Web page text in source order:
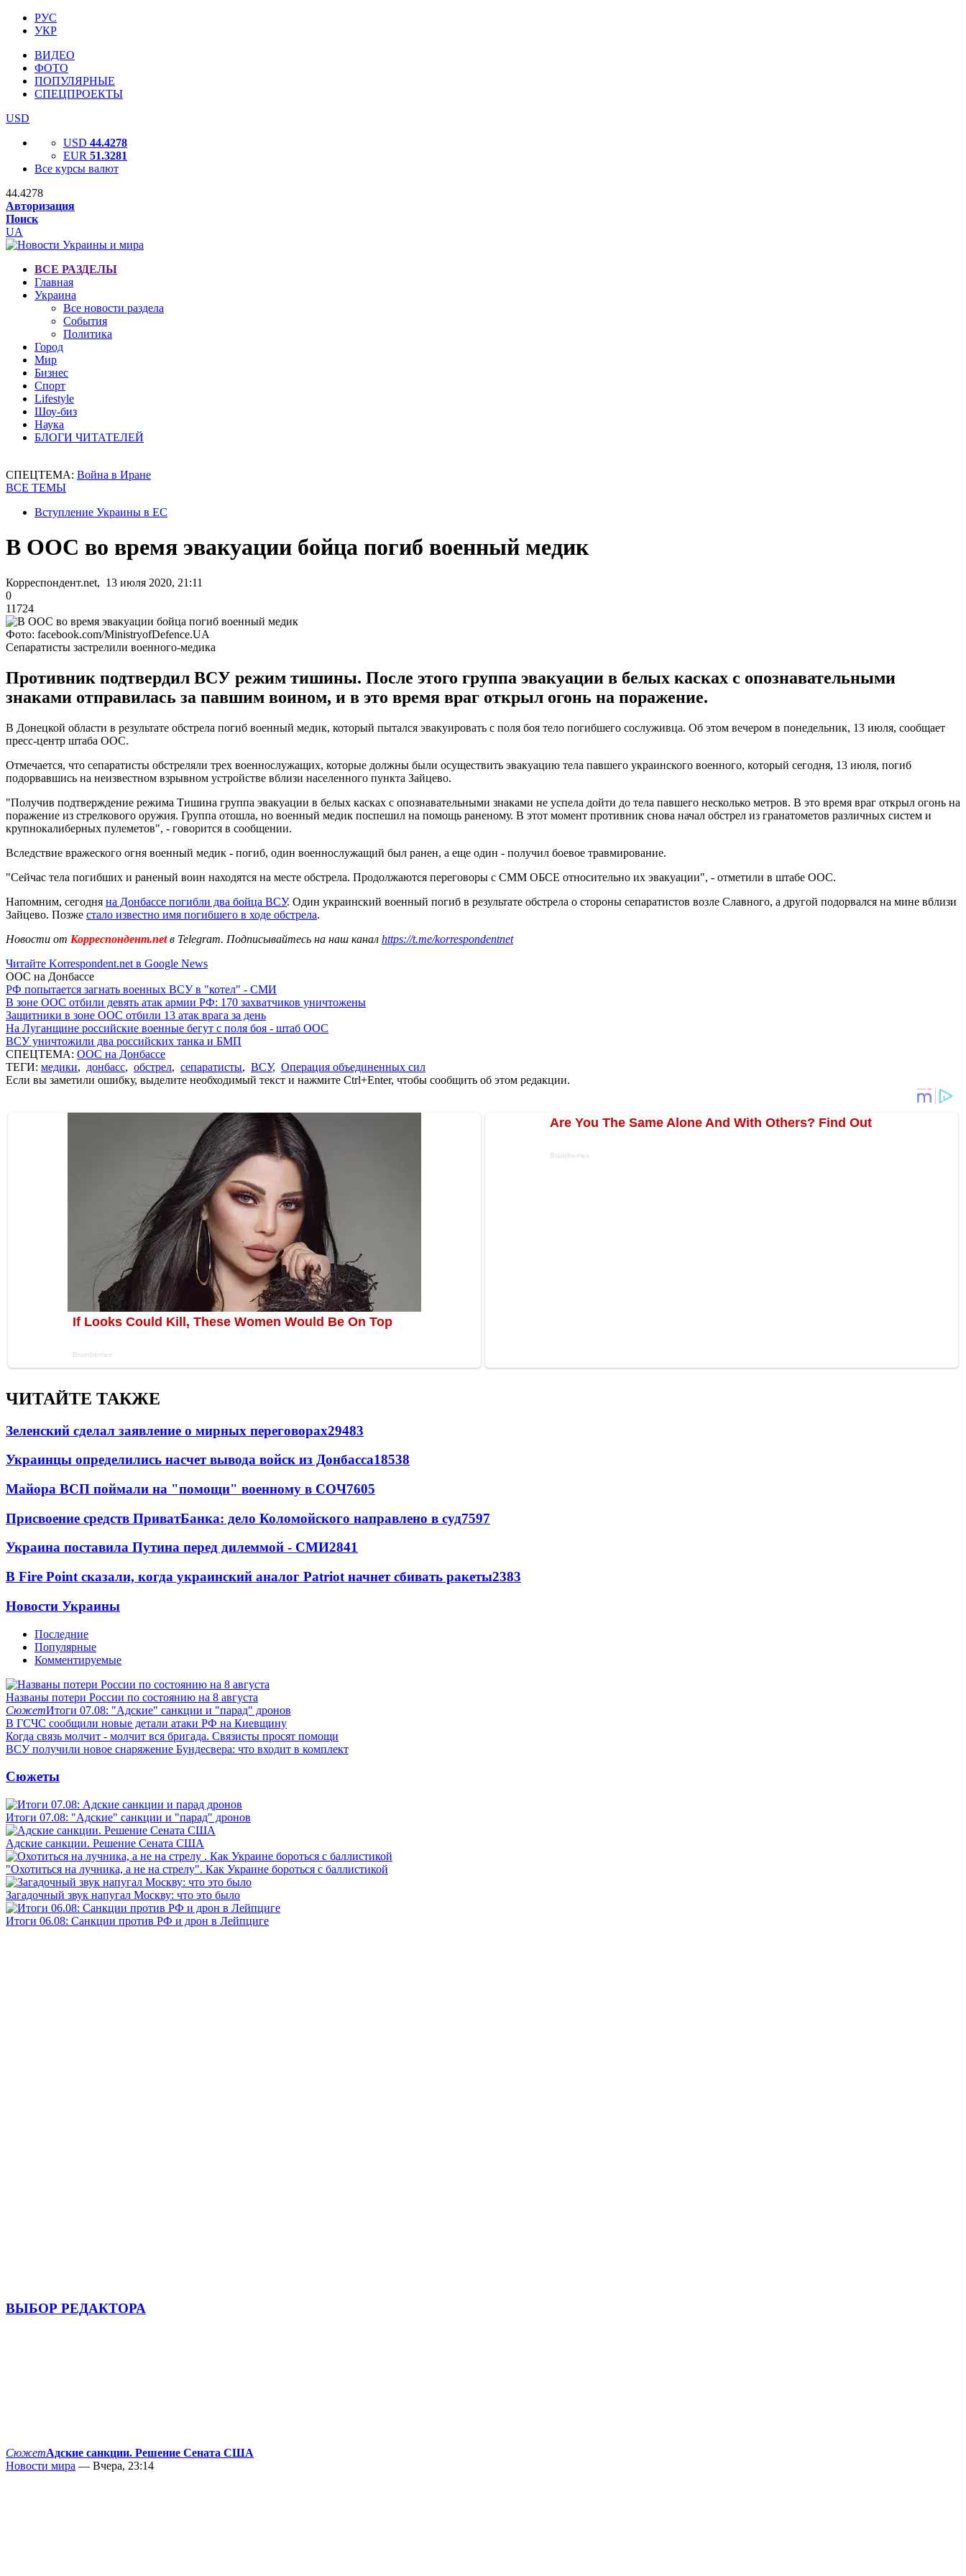
РУС
УКР
ВИДЕО
ФОТО
ПОПУЛЯРНЫЕ
СПЕЦПРОЕКТЫ
USD
USD 44.4278
EUR 51.3281
Все курсы валют
44.4278
Авторизация
Поиск
UA
ВСЕ РАЗДЕЛЫ
Главная
Украина
Все новости раздела
События
Политика
Город
Мир
Бизнес
Спорт
Lifestyle
Шоу-биз
Наука
БЛОГИ ЧИТАТЕЛЕЙ
СПЕЦТЕМА: Война в Иране
ВСЕ ТЕМЫ
Вступление Украины в ЕС
В ООС во время эвакуации бойца погиб военный медик
Корреспондент.net, 13 июля 2020, 21:11
0
11724
Фото: facebook.com/MinistryofDefence.UA
Сепаратисты застрелили военного-медика
Противник подтвердил ВСУ режим тишины. После этого группа эвакуации в белых касках с опознавательными
знаками отправилась за павшим воином, и в это время враг открыл огонь на поражение.
В Донецкой области в результате обстрела погиб военный медик, который пытался эвакуировать с поля боя тело погибшего сослуживца. Об этом вечером в понедельник, 13 июля, сообщает
пресс-центр штаба ООС.
Отмечается, что сепаратисты обстреляли трех военнослужащих, которые должны были осуществить эвакуацию тела павшего украинского военного, который сегодня, 13 июля, погиб
подорвавшись на неизвестном взрывном устройстве вблизи населенного пункта Зайцево.
"Получив подтверждение режима Тишина группа эвакуации в белых касках с опознавательными знаками не успела дойти до тела павшего несколько метров. В это время враг открыл огонь на
поражение из стрелкового оружия. Группа отошла, но военный медик поспешил на помощь раненому. В этот момент противник снова начал обстрел из гранатометов различных систем и
крупнокалиберных пулеметов", - говорится в сообщении.
Вследствие вражеского огня военный медик - погиб, один военнослужащий был ранен, а еще один - получил боевое травмирование.
"Сейчас тела погибших и раненый воин находятся на месте обстрела. Продолжаются переговоры с СММ ОБСЕ относительно их эвакуации", - отметили в штабе ООС.
Напомним, сегодня на Донбассе погибли два бойца ВСУ. Один украинский военный погиб в результате обстрела о стороны сепаратистов возле Славного, а другой подорвался на мине вблизи
Зайцево. Позже стало известно имя погибшего в ходе обстрела.
Новости от Корреспондент.netв Telegram. Подписывайтесь на наш канал https://t.me/korrespondentnet
Читайте Korrespondent.net в Google News
ООС на Донбассе
РФ попытается загнать военных ВСУ в "котел" - СМИ
В зоне ООС отбили девять атак армии РФ: 170 захватчиков уничтожены
Защитники в зоне ООС отбили 13 атак врага за день
На Луганщине российские военные бегут с поля боя - штаб ООС
ВСУ уничтожили два российских танка и БМП
СПЕЦТЕМА: ООС на Донбассе
ТЕГИ: медики, донбасс, обстрел, сепаратисты, ВСУ, Операция объединенных сил
Если вы заметили ошибку, выделите необходимый текст и нажмите Ctrl+Enter, чтобы сообщить об этом редакции.
ЧИТАЙТЕ ТАКЖЕ
Зеленский сделал заявление о мирных переговорах29483
Украинцы определились насчет вывода войск из Донбасса18538
Майора ВСП поймали на "помощи" военному в СОЧ7605
Присвоение средств ПриватБанка: дело Коломойского направлено в суд7597
Украина поставила Путина перед дилеммой - СМИ2841
В Fire Point сказали, когда украинский аналог Patriot начнет сбивать ракеты2383
Новости Украины
Последние
Популярные
Комментируемые
Названы потери России по состоянию на 8 августа
СюжетИтоги 07.08: "Адские" санкции и "парад" дронов
В ГСЧС сообщили новые детали атаки РФ на Киевщину
Когда связь молчит - молчит вся бригада. Связисты просят помощи
ВСУ получили новое снаряжение Бундесвера: что входит в комплект
Сюжеты
Итоги 07.08: "Адские" санкции и "парад" дронов
Адские санкции. Решение Сената США
"Охотиться на лучника, а не на стрелу". Как Украине бороться с баллистикой
Загадочный звук напугал Москву: что это было
Итоги 06.08: Санкции против РФ и дрон в Лейпциге
ВЫБОР РЕДАКТОРА
СюжетАдские санкции. Решение Сената США
Новости мира — Вчера, 23:14